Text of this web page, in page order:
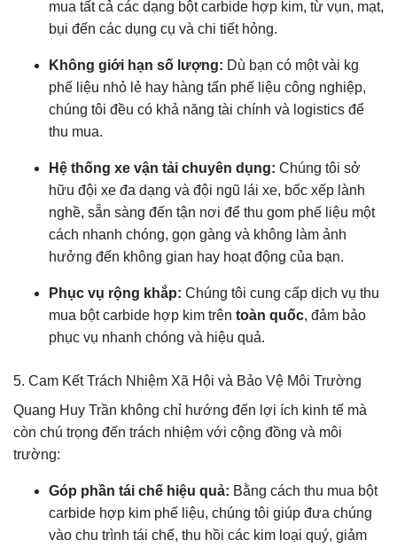
mua tất cả các dạng bột carbide hợp kim, từ vụn, mạt,
bụi đến các dụng cụ và chi tiết hỏng.
Không giới hạn số lượng: Dù bạn có một vài kg
phế liệu nhỏ lẻ hay hàng tấn phế liệu công nghiệp,
chúng tôi đều có khả năng tài chính và logistics để
thu mua.
Hệ thống xe vận tải chuyên dụng: Chúng tôi sở
hữu đội xe đa dạng và đội ngũ lái xe, bốc xếp lành
nghề, sẵn sàng đến tận nơi để thu gom phế liệu một
cách nhanh chóng, gọn gàng và không làm ảnh
hưởng đến không gian hay hoạt động của bạn.
Phục vụ rộng khắp: Chúng tôi cung cấp dịch vụ thu
mua bột carbide hợp kim trên toàn quốc, đảm bảo
phục vụ nhanh chóng và hiệu quả.
5. Cam Kết Trách Nhiệm Xã Hội và Bảo Vệ Môi Trường
Quang Huy Trần không chỉ hướng đến lợi ích kinh tế mà
còn chú trọng đến trách nhiệm với cộng đồng và môi
trường:
Góp phần tái chế hiệu quả: Bằng cách thu mua bột
carbide hợp kim phế liệu, chúng tôi giúp đưa chúng
vào chu trình tái chế, thu hồi các kim loại quý, giảm